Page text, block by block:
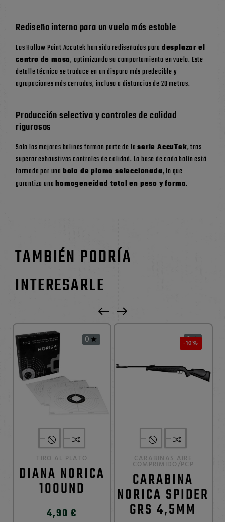
Rediseño interno para un vuelo más estable
Los Hollow Point Accutek han sido rediseñados para desplazar el
centro de masa, optimizando su comportamiento en vuelo. Este
detalle técnico se traduce en un disparo más predecible y
agrupaciones más cerradas, incluso a distancias de 20 metros.
Producción selectiva y controles de calidad
rigurosos
Solo los mejores balines forman parte de laserie AccuTek, tras
superar exhaustivos controles de calidad. La base de cada balín está
formada por una bola de plomo seleccionada, lo que
garantiza unahomogeneidad total en peso y forma.
TAMBIÉN PODRÍA
INTERESARLE
0 
TIRO AL PLATO
DIANA NORICA
100UND
4,90 €
-10%
0
CARABINAS AIRE
COMPRIMIDO/PCP
CARABINA
NORICA SPIDER
GRS 4,5MM